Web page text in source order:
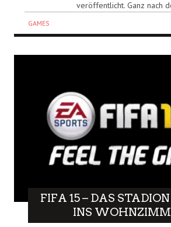
veröffentlicht. Ganz nach
GAMES
FIFA 15 – DAS
INS